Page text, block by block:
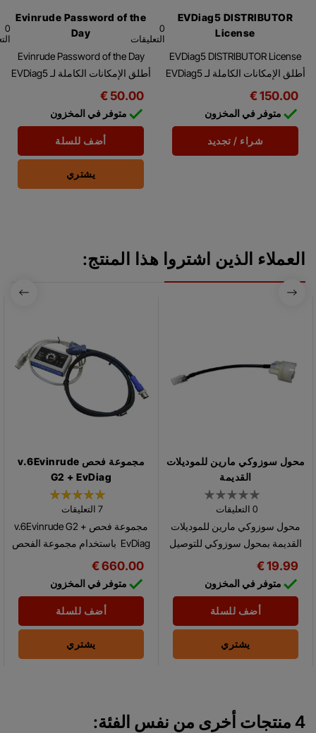
EVDiag5 DISTRIBUTOR
License
0
التعليقات
EVDiag5 DISTRIBUTOR License
أطلق الإمكانات الكاملة لـ EVDiag5
تمنحك تحكمًا أكبر في عمليات
الخدمة والإعداد والعمليات...
150.00 €
 متوفر في المخزون
شراء / تجديد
Evinrude Password of the
Day
0
Evinrude Password of the Day
أطلق الإمكانات الكاملة لـ EVDiag5
Day، والذي يمنحك تحكمًا أكبر في
عمليات الخدمة والإعداد...
50.00 €
 متوفر في المخزون
أضف للسلة
يشتري
العملاء الذين اشتروا هذا المنتج:
مجموعة فحص v.6Evinrude
G2 + EvDiag
7 التعليقات
مجموعة فحص v.6Evinrude G2 +
EvDiag باستخدام مجموعة الفحص
هذه مع برنامج فحوصات
Evinrude® الحاسوبي، يمكنك
إجراء العديد من الاختبارات
والتحليلات...
660.00 €
 متوفر في المخزون
أضف للسلة
يشتري
محول سوزوكي مارين للموديلات
القديمة
0 التعليقات
محول سوزوكي مارين للموديلات
القديمة بمحول سوزوكي للتوصيل
بالطرز القديمة أو الطرز الخارجية.
19.99 €
 متوفر في المخزون
أضف للسلة
يشتري
4 منتجات أخرى من نفس الفئة: